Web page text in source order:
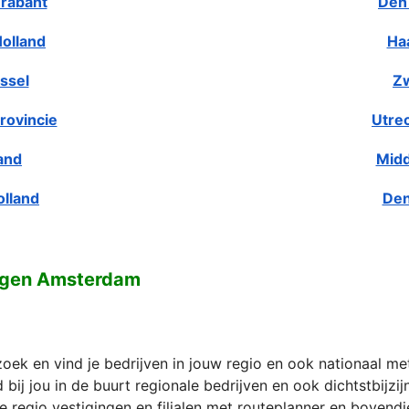
Amsterdam
en vind je bedrijven in jouw regio en ook nationaal
bij jou in de buurt regionale bedrijven en ook